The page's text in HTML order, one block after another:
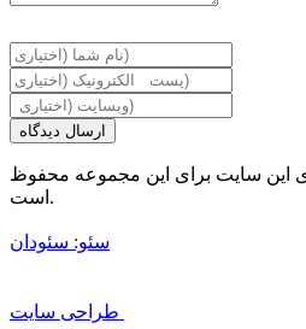
ارسال دیدگاه
این سایت برای این مجموعه محفوظ
است.
سئو: سئودان